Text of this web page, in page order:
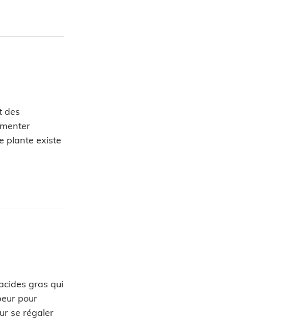
des
plante existe
gras qui
pour
se régaler